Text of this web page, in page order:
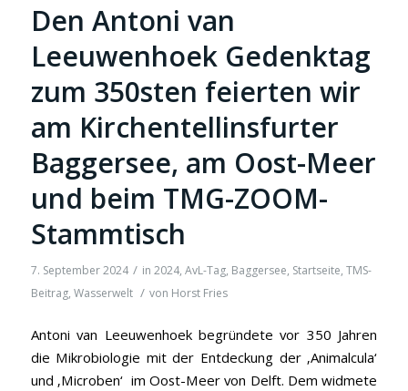
Den Antoni van
Leeuwenhoek Gedenktag
zum 350sten feierten wir
am Kirchentellinsfurter
Baggersee, am Oost-Meer
und beim TMG-ZOOM-
Stammtisch
7. September 2024 / in 2024, AvL-Tag, Baggersee, Startseite, TMS-
Beitrag, Wasserwelt / von Horst Fries
Antoni van Leeuwenhoek begründete vor 350 Jahren
die Mikrobiologie mit der Entdeckung der ‚Animalcula‘
und ‚Microben‘ im Oost-Meer von Delft. Dem widmete